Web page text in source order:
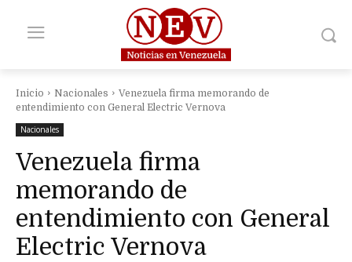
Inicio Nacionales
Venezuela firma memorando de
entendimiento con General Electric Vernova
Nacionales
Venezuela firma
memorando de
entendimiento con General
Electric Vernova